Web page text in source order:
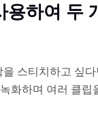
용하여 두
스티치하고 싶
화하며 여러 클립